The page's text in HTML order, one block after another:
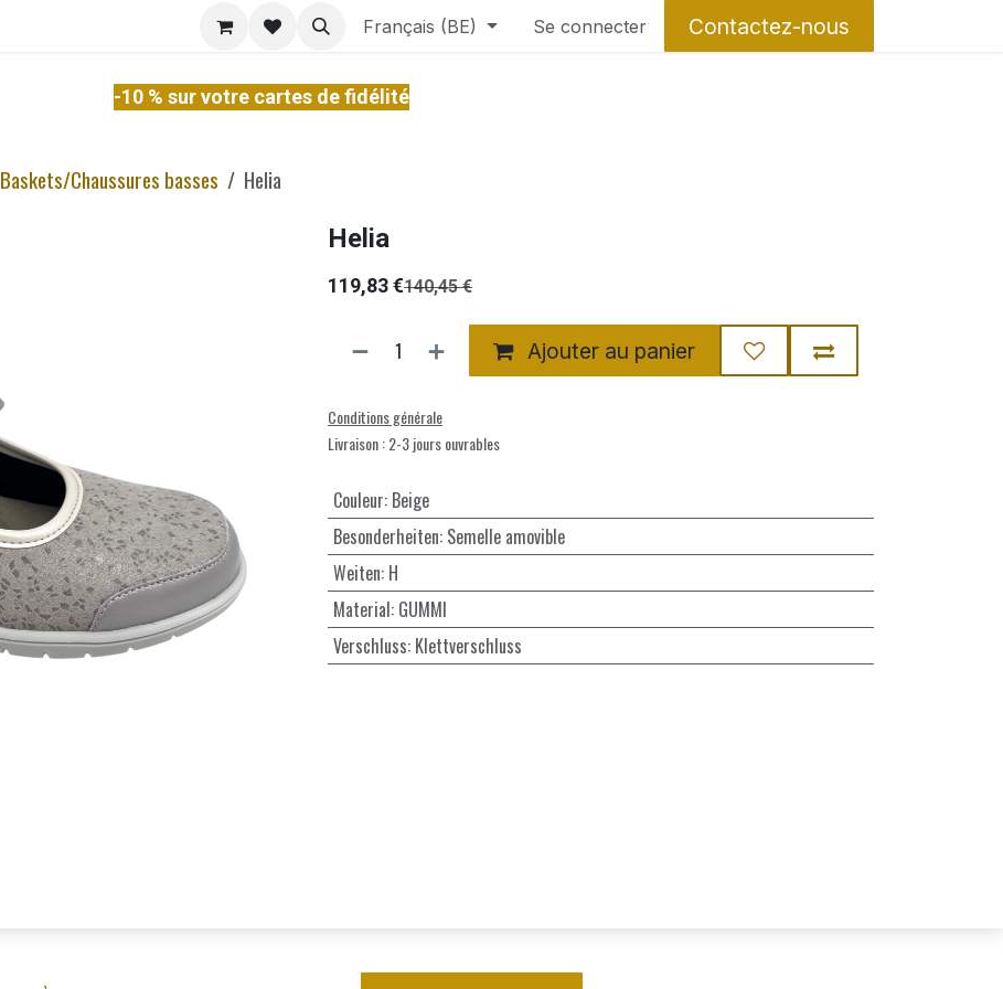
Services Français (BE) Se connecter Contactez-nous
-10 % sur votre cartes de fidélité
Baskets/Chaussures basses Helia
Helia
119,83€140,45€
Ajouter au panier
Conditions générale
Livraison : 2-3 jours ouvrables
Couleur: Beige
Besonderheiten: Semelle amovible
Weiten: H
Material: GUMMI
Verschluss: Klettverschluss